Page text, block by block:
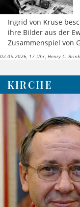
Ingrid von Kruse
ihre Bilder aus der
Zusammenspiel von
02.05.2026, 17 Uhr Henry C.
KIRCHE